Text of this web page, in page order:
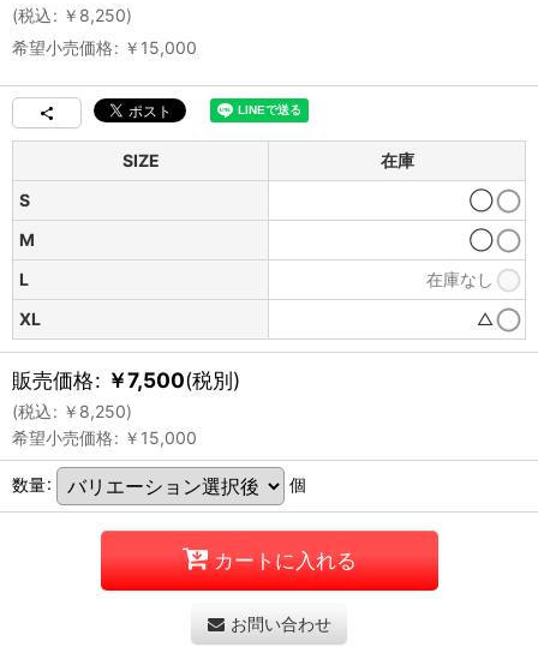
(税込: ￥ 8,250)
希望小売価格: ￥ 15,000
SIZE
在庫
S
◯
M
◯
L
在庫なし
XL
△
販売価格: ￥7,500(税別)
(税込: ￥ 8,250)
希望小売価格: ￥ 15,000
数量: 個
カートに入れる
お問い合わせ